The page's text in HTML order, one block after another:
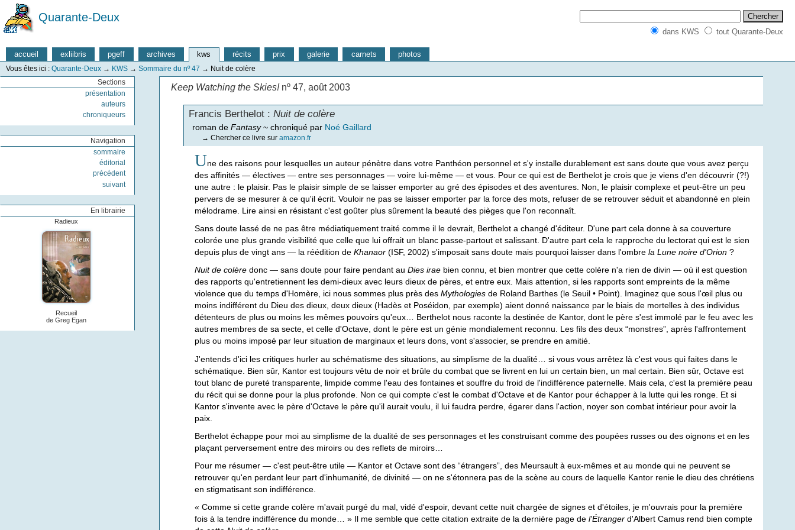
Quarante-Deux
dans KWS tout Quarante-Deux
accueil exliibris pgeff archives kws récits prix galerie carnets photos
Vous êtes ici : Quarante-Deux → KWS → Sommaire du nº 47 → Nuit de colère
Sections
présentation
auteurs
chroniqueurs
Navigation
sommaire
éditorial
précédent
suivant
En librairie
Radieux
Recueil
de Greg Egan
Keep Watching the Skies!nº 47, août 2003
Francis Berthelot :Nuit de colère
roman deFantasy~ chroniqué par Noé Gaillard
→ Chercher ce livre suramazon.fr
Une des raisons pour lesquelles un auteur pénètre dans votre Panthéon personnel et s'y installe durablement est sans doute que vous avez perçu
des affinités — électives — entre ses personnages — voire lui-même — et vous. Pour ce qui est de Berthelot je crois que je viens d'en découvrir (?!)
une autre : le plaisir. Pas le plaisir simple de se laisser emporter au gré des épisodes et des aventures. Non, le plaisir complexe et peut-être un peu
pervers de se mesurer à ce qu'il écrit. Vouloir ne pas se laisser emporter par la force des mots, refuser de se retrouver séduit et abandonné en plein
mélodrame. Lire ainsi en résistant c'est goûter plus sûrement la beauté des pièges que l'on reconnaît.
Sans doute lassé de ne pas être médiatiquement traité comme il le devrait, Berthelot a changé d'éditeur. D'une part cela donne à sa couverture
colorée une plus grande visibilité que celle que lui offrait un blanc passe-partout et salissant. D'autre part cela le rapproche du lectorat qui est le sien
depuis plus de vingt ans — la réédition de Khanaor(ISF, 2002) s'imposait sans doute mais pourquoi laisser dans l'ombre la Lune noire d'Orion?
Nuit de colèredonc — sans doute pour faire pendant au Dies iraebien connu, et bien montrer que cette colère n'a rien de divin — où il est question
des rapports qu'entretiennent les demi-dieux avec leurs dieux de pères, et entre eux. Mais attention, si les rapports sont empreints de la même
violence que du temps d'Homère, ici nous sommes plus près des Mythologiesde Roland Barthes (le Seuil • Point). Imaginez que sous l'œil plus ou
moins indifférent du Dieu des dieux, deux dieux (Hadès et Poséidon, par exemple) aient donné naissance par le biais de mortelles à des individus
détenteurs de plus ou moins les mêmes pouvoirs qu'eux… Berthelot nous raconte la destinée de Kantor, dont le père s'est immolé par le feu avec les
autres membres de sa secte, et celle d'Octave, dont le père est un génie mondialement reconnu. Les fils des deux “monstres”, après l'affrontement
plus ou moins imposé par leur situation de marginaux et leurs dons, vont s'associer, se prendre en amitié.
J'entends d'ici les critiques hurler au schématisme des situations, au simplisme de la dualité… si vous vous arrêtez là c'est vous qui faites dans le
schématique. Bien sûr, Kantor est toujours vêtu de noir et brûle du combat que se livrent en lui un certain bien, un mal certain. Bien sûr, Octave est
tout blanc de pureté transparente, limpide comme l'eau des fontaines et souffre du froid de l'indifférence paternelle. Mais cela, c'est la première peau
du récit qui se donne pour la plus profonde. Non ce qui compte c'est le combat d'Octave et de Kantor pour échapper à la lutte qui les ronge. Et si
Kantor s'invente avec le père d'Octave le père qu'il aurait voulu, il lui faudra perdre, égarer dans l'action, noyer son combat intérieur pour avoir la
paix.
Berthelot échappe pour moi au simplisme de la dualité de ses personnages et les construisant comme des poupées russes ou des oignons et en les
plaçant perversement entre des miroirs ou des reflets de miroirs…
Pour me résumer — c'est peut-être utile — Kantor et Octave sont des “étrangers”, des Meursault à eux-mêmes et au monde qui ne peuvent se
retrouver qu'en perdant leur part d'inhumanité, de divinité — on ne s'étonnera pas de la scène au cours de laquelle Kantor renie le dieu des chrétiens
en stigmatisant son indifférence.
« Comme si cette grande colère m'avait purgé du mal, vidé d'espoir, devant cette nuit chargée de signes et d'étoiles, je m'ouvrais pour la première
fois à la tendre indifférence du monde… » Il me semble que cette citation extraite de la dernière page de l'Étrangerd'Albert Camus rend bien compte